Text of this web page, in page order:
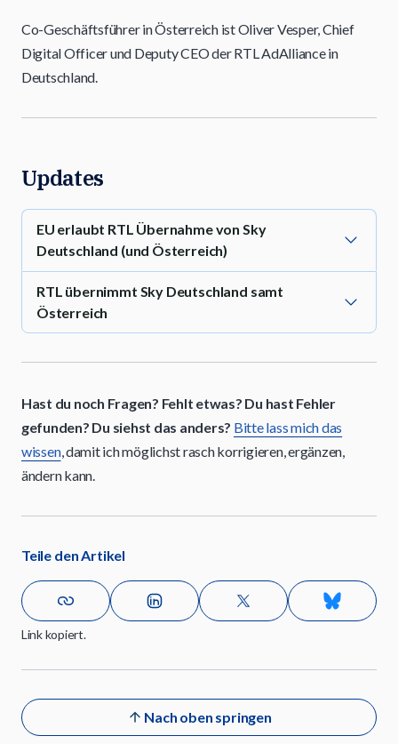
Co-Geschäftsführer in Österreich ist Oliver Vesper, Chief
Digital Officer und Deputy CEO der RTL AdAlliance in
Deutschland.
Updates
EU erlaubt RTL Übernahme von Sky
Deutschland (und Österreich)
RTL übernimmt Sky Deutschland samt
Österreich
Hast du noch Fragen? Fehlt etwas? Du hast Fehler
gefunden? Du siehst das anders? Bitte lass mich das
wissen, damit ich möglichst rasch korrigieren, ergänzen,
ändern kann.
Teile den Artikel
Link kopiert.
Nach oben springen